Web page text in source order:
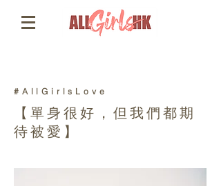
#AllGirlsLove
【單身很好，但我們都期
待被愛】